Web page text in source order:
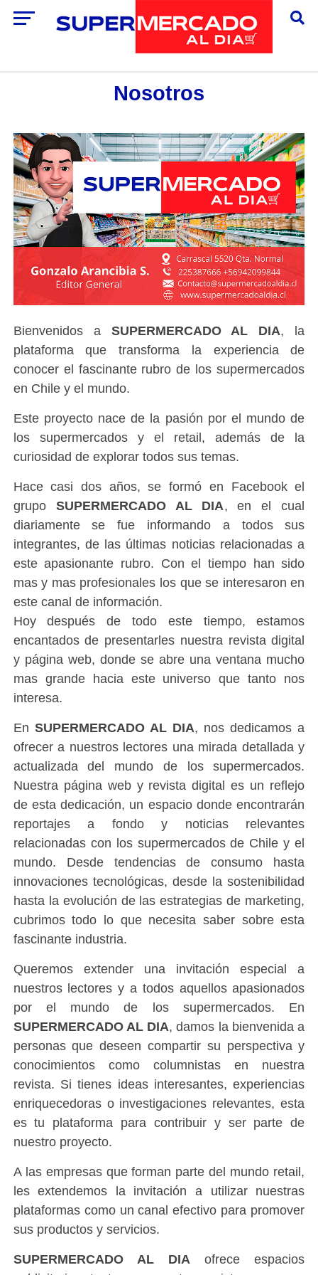
Nosotros
Bienvenidos a SUPERMERCADO AL DIA, la
plataforma que transforma la experiencia de
conocer el fascinante rubro de los supermercados
en Chile y el mundo.
Este proyecto nace de la pasión por el mundo de
los supermercados y el retail, además de la
curiosidad de explorar todos sus temas.
Hace casi dos años, se formó en Facebook el
grupo SUPERMERCADO AL DIA, en el cual
diariamente se fue informando a todos sus
integrantes, de las últimas noticias relacionadas a
este apasionante rubro. Con el tiempo han sido
mas y mas profesionales los que se interesaron en
este canal de información.
Hoy después de todo este tiempo, estamos
encantados de presentarles nuestra revista digital
y página web, donde se abre una ventana mucho
mas grande hacia este universo que tanto nos
interesa.
En SUPERMERCADO AL DIA, nos dedicamos a
ofrecer a nuestros lectores una mirada detallada y
actualizada del mundo de los supermercados.
Nuestra página web y revista digital es un reflejo
de esta dedicación, un espacio donde encontrarán
reportajes a fondo y noticias relevantes
relacionadas con los supermercados de Chile y el
mundo. Desde tendencias de consumo hasta
innovaciones tecnológicas, desde la sostenibilidad
hasta la evolución de las estrategias de marketing,
cubrimos todo lo que necesita saber sobre esta
fascinante industria.
Queremos extender una invitación especial a
nuestros lectores y a todos aquellos apasionados
por el mundo de los supermercados. En
SUPERMERCADO AL DIA, damos la bienvenida a
personas que deseen compartir su perspectiva y
conocimientos como columnistas en nuestra
revista. Si tienes ideas interesantes, experiencias
enriquecedoras o investigaciones relevantes, esta
es tu plataforma para contribuir y ser parte de
nuestro proyecto.
A las empresas que forman parte del mundo retail,
les extendemos la invitación a utilizar nuestras
plataformas como un canal efectivo para promover
sus productos y servicios.
SUPERMERCADO AL DIA ofrece espacios